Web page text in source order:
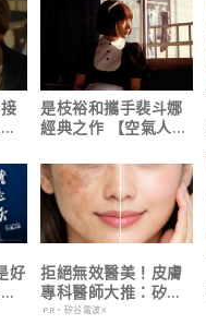
是枝裕和攜手裴斗娜
經典之作 【空氣人
好
拒絕無效醫美！皮膚
專科醫師大推：矽谷
電波 X 讓肌膚由內而
PR・矽谷電波X